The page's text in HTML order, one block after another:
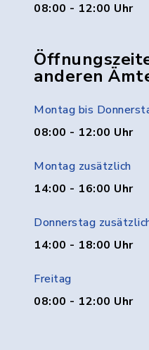
08:00 - 12:00 Uhr
anderen
Montag bis
08:00 - 12:00 Uhr
Montag zusätzlich
14:00 - 16:00 Uhr
Donnerstag
14:00 - 18:00 Uhr
Freitag
08:00 - 12:00 Uhr